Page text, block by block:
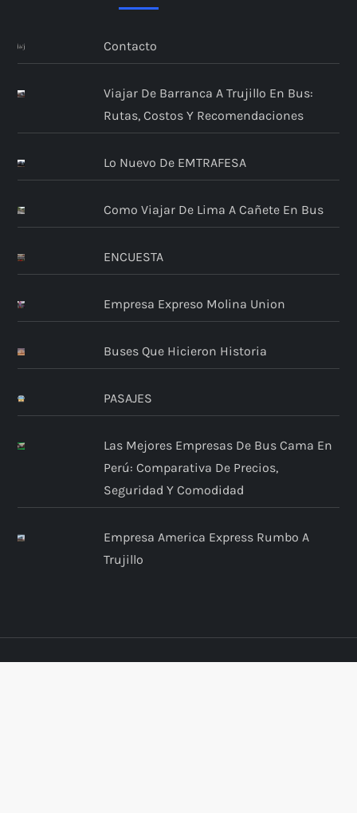
Contacto
Viajar De Barranca A Trujillo En Bus:
Rutas, Costos Y Recomendaciones
Lo Nuevo De EMTRAFESA
Como Viajar De Lima A Cañete En Bus
ENCUESTA
Empresa Expreso Molina Union
Buses Que Hicieron Historia
PASAJES
Las Mejores Empresas De Bus Cama En
Perú: Comparativa De Precios,
Seguridad Y Comodidad
Empresa America Express Rumbo A
Trujillo